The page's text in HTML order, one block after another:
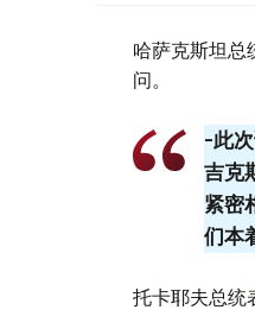
哈萨克斯坦总
问。
-此
吉克
紧密
们本
托卡耶夫总统